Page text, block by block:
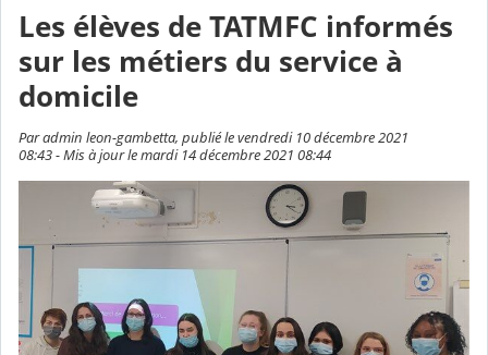
Les élèves de TATMFC informés
sur les métiers du service à
domicile
Par admin leon-gambetta, publié le vendredi 10 décembre 2021
08:43 - Mis à jour le mardi 14 décembre 2021 08:44